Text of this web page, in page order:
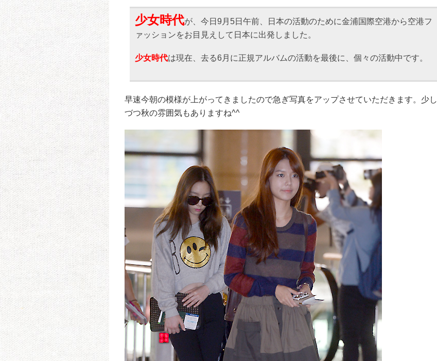
少女時代が、今日9月5日午前、日本の活動のために金浦国際空港から空港フ
ァッションをお目見えして日本に出発しました。
少女時代は現在、去る6月に正規アルバムの活動を最後に、個々の活動中です。
早速今朝の模様が上がってきましたので急ぎ写真をアップさせていただきます。少し
づつ秋の雰囲気もありますね^^